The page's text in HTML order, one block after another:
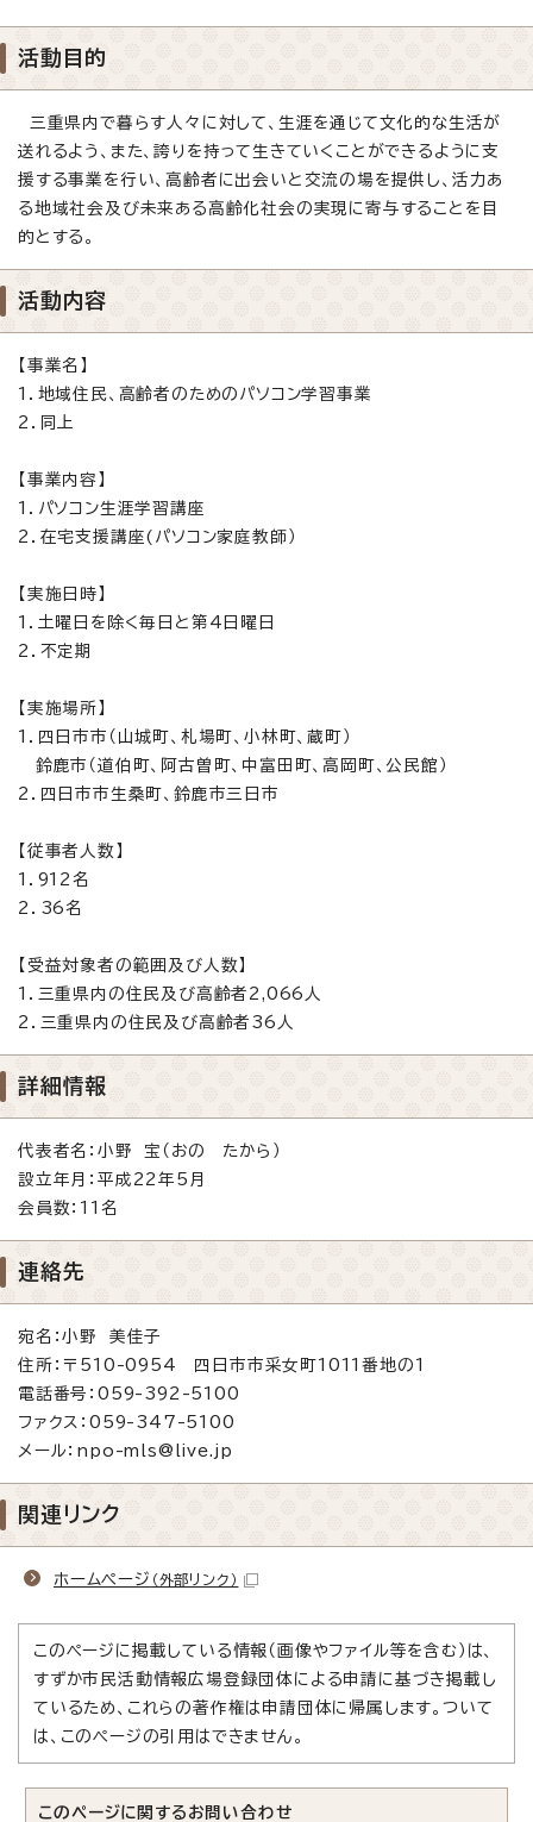
活動目的
三重県内で暮らす人々に対して、生涯を通じて文化的な生活が
送れるよう、また、誇りを持って生きていくことができるように支
援する事業を行い、高齢者に出会いと交流の場を提供し、活力あ
る地域社会及び未来ある高齢化社会の実現に寄与することを目
的とする。
活動内容
【事業名】
1．地域住民、高齢者のためのパソコン学習事業
2．同上
【事業内容】
1．パソコン生涯学習講座
2．在宅支援講座(パソコン家庭教師）
【実施日時】
1．土曜日を除く毎日と第4日曜日
2．不定期
【実施場所】
1．四日市市（山城町、札場町、小林町、蔵町）
鈴鹿市（道伯町、阿古曽町、中富田町、高岡町、公民館）
2．四日市市生桑町、鈴鹿市三日市
【従事者人数】
1．912名
2．36名
【受益対象者の範囲及び人数】
1．三重県内の住民及び高齢者2,066人
2．三重県内の住民及び高齢者36人
詳細情報
代表者名：小野 宝（おの たから）
設立年月：平成22年5月
会員数：11名
連絡先
宛名：小野 美佳子
住所：〒510-0954 四日市市采女町1011番地の1
電話番号：059-392-5100
ファクス：059-347-5100
メール：npo-mls@live.jp
関連リンク
ホームページ （外部リンク）
このページに掲載している情報（画像やファイル等を含む）は、
すずか市民活動情報広場登録団体による申請に基づき掲載し
ているため、これらの著作権は申請団体に帰属します。ついて
は、このページの引用はできません。
このページに関する お問い合わせ